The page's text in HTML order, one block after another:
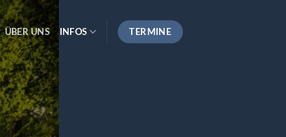
ÜBER UNS INFOS TERMINE